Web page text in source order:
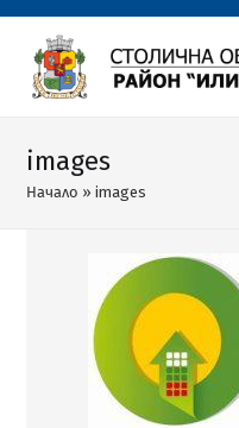
images
Начало »images